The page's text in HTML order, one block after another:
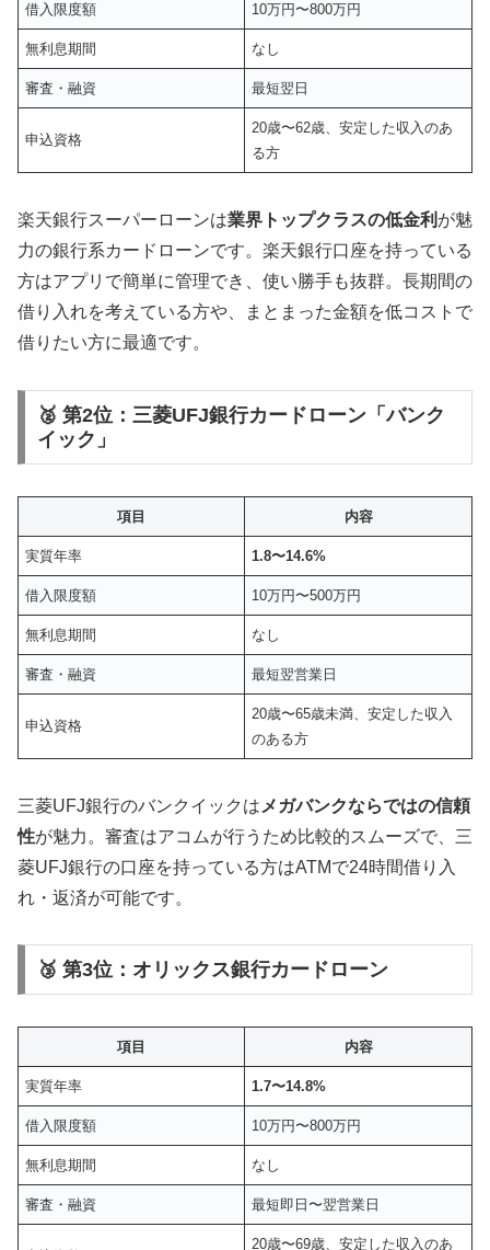
借入限度額 10万円〜800万円
無利息期間 なし
審査・融資 最短翌日
申込資格
20歳〜62歳、安定した収入のあ
る方
楽天銀行スーパーローンは業界トップクラスの低金利 が魅
力の銀行系カードローンです。楽天銀行口座を持っている
方はアプリで簡単に管理でき、使い勝手も抜群。長期間の
借り入れを考えている方や、まとまった金額を低コストで
借りたい方に最適です。
🥈 第2位：三菱UFJ銀行カードローン「バンク
イック」
項目 内容
実質年率 1.8〜14.6%
借入限度額 10万円〜500万円
無利息期間 なし
審査・融資 最短翌営業日
申込資格
20歳〜65歳未満、安定した収入
のある方
三菱UFJ銀行のバンクイックは メガバンクならではの信頼
性が魅力。審査はアコムが行うため比較的スムーズで、三
菱UFJ銀行の口座を持っている方はATMで24時間借り入
れ・返済が可能です。
🥉 第3位：オリックス銀行カードローン
項目 内容
実質年率 1.7〜14.8%
借入限度額 10万円〜800万円
無利息期間 なし
審査・融資 最短即日〜翌営業日
20歳〜69歳、安定した収入のあ